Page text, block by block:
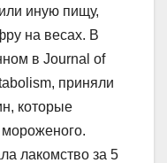
иную пищу,
на весах. В
в Journal of
приняли
которые
лакомство за 5